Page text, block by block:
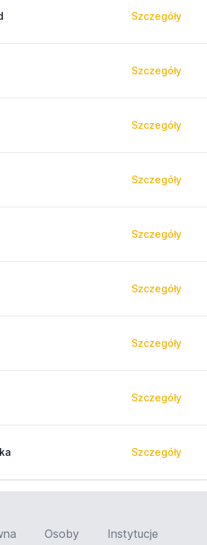
Szczegóły
Szczegóły
Szczegóły
Szczegóły
Szczegóły
Szczegóły
Szczegóły
Szczegóły
Szczegóły
Osoby Instytucje